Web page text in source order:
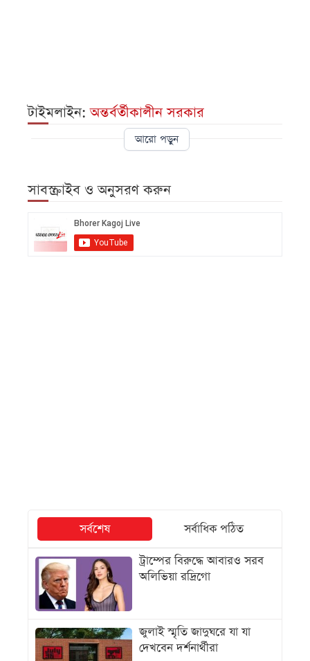
টাইমলাইন:অন্তর্বর্তীকালীন সরকার
আরো পড়ুন
সাবস্ক্রাইব ও অনুসরণ করুন
সর্বশেষ
সর্বাধিক পঠিত
ট্রাম্পের বিরুদ্ধে আবারও সরব
অলিভিয়া রদ্রিগো
জুলাই স্মৃতি জাদুঘরে যা যা
দেখবেন দর্শনার্থীরা